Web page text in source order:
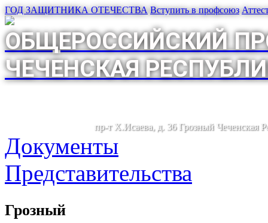
ГОД ЗАЩИТНИКА ОТЕЧЕСТВА Вступить в профсоюз
ОБЩЕРОССИЙСКИЙ
ЧЕЧЕНСКАЯ
пр-т Х.Исаева, д. 36 Грозный Чеченская
Документы
Представительства
Грозный